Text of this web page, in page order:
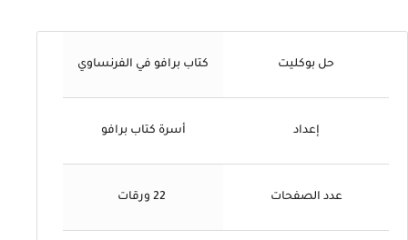
حل بوكليت كتاب برافو في الفرنساوي
إعداد أسرة كتاب برافو
عدد الصفحات